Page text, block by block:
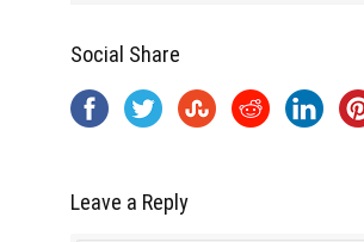
Social Share
Leave a Reply